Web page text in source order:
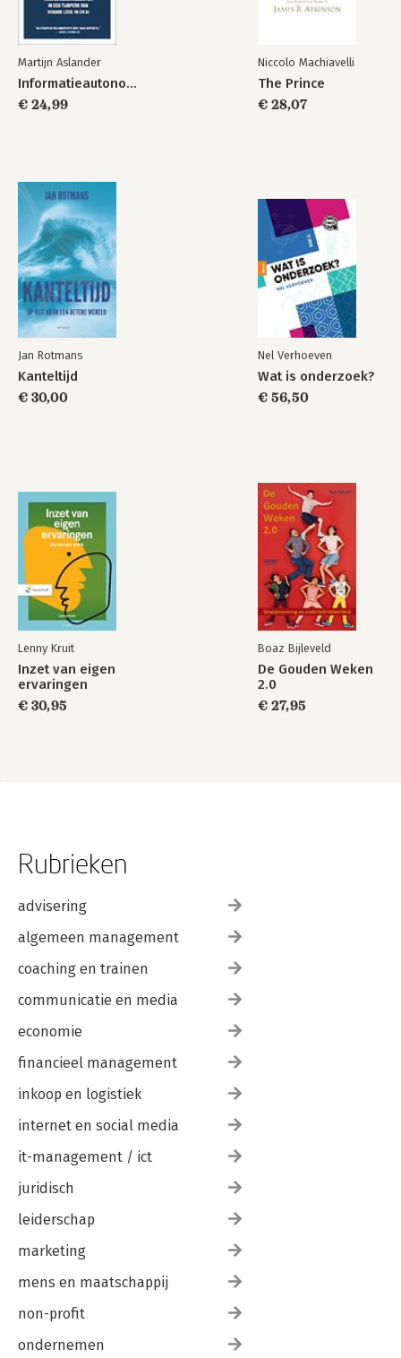
Martijn Aslander
Informatieautonomie
€ 24,99
Niccolo Machiavelli
The Prince
€ 28,07
Jan Rotmans
Kanteltijd
€ 30,00
Nel Verhoeven
Wat is onderzoek?
€ 56,50
Lenny Kruit
Inzet van eigen
ervaringen
€ 30,95
Boaz Bijleveld
De Gouden Weken
2.0
€ 27,95
Rubrieken
advisering
algemeen management
coaching en trainen
communicatie en media
economie
financieel management
inkoop en logistiek
internet en social media
it-management / ict
juridisch
leiderschap
marketing
mens en maatschappij
non-profit
ondernemen